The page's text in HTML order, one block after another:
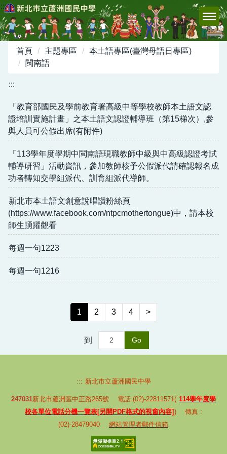
跳
到
主
區
:::
首頁 主題專區
本土語專區(臺灣母語日專區)
閩南語
:::
「教育部國民及學前教育署高級中等學校教師本土語文認
證培訓實施計畫」之本土語文認證輔導班（第15梯次）,參
與人員可公假出席(有附件)
「113學年度學期中閩南語現職教師中級與中高級認證考試
輔導研習」活動資訊，參加教師核予公假派代請確認報名成
功者轉知交學組派代、訓育組派代導師。
新北市本土語文創意說唱讚粉絲頁
(https://www.facebook.com/ntpcmothertongue)中，請本校
師生踴躍觀看
每週一句1223
每週一句1216
1 2 3 4 >
到 Go
::: 新北市立蘆洲國民中學
247031新北市蘆洲區中正路265號 電話:(02)-22811571( 114學年度學
校各單位電話分機一覽表[另開PDF格式的視窗內容]) 傳真 :
(02)-28479040 網站管理者郵件信箱